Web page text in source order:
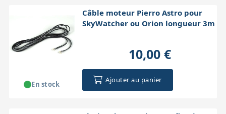
Câble moteur Pierro Astro pour
SkyWatcher ou Orion longueur 3m
10,00 €
Ajouter au panier
En stock